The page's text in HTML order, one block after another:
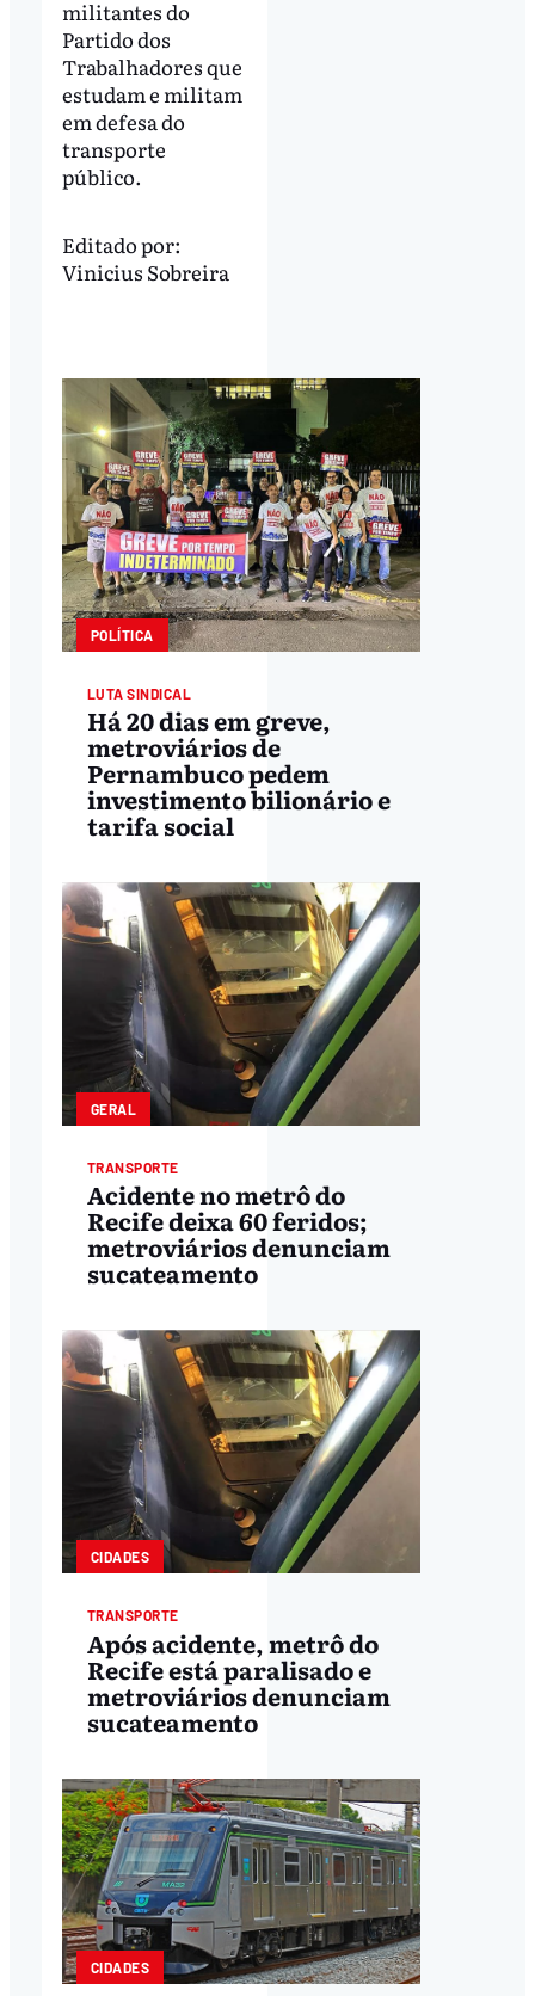
militantes do
Partido dos
Trabalhadores que
estudam e militam
em defesa do
transporte
público.
Editado por:
Vinicius Sobreira
POLÍTICA
LUTA SINDICAL
Há 20 dias em greve,
metroviários de
Pernambuco pedem
investimento bilionário e
tarifa social
GERAL
TRANSPORTE
Acidente no metrô do
Recife deixa 60 feridos;
metroviários denunciam
sucateamento
CIDADES
TRANSPORTE
Após acidente, metrô do
Recife está paralisado e
metroviários denunciam
sucateamento
CIDADES